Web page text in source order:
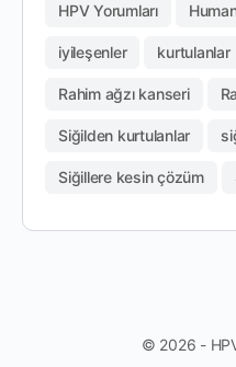
HPV Yorumları
iyileşenler kurtulanlar
Rahim ağzı kanseri
Siğilden kurtulanlar
Siğillere kesin çözüm
© 2026 -